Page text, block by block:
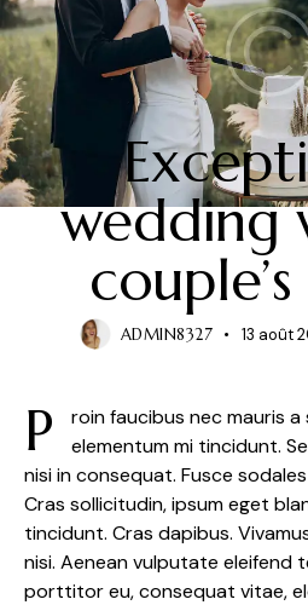
NEWS
wedding
ADMIN8327 13 août
P
roin faucibus nec mauris a
elementum mi tincidunt.
nisi in consequat. Fusce
Cras sollicitudin, ipsum eget
tincidunt. Cras dapibus.
nisi. Aenean vulputate eleifend
porttitor eu, consequat vitae,